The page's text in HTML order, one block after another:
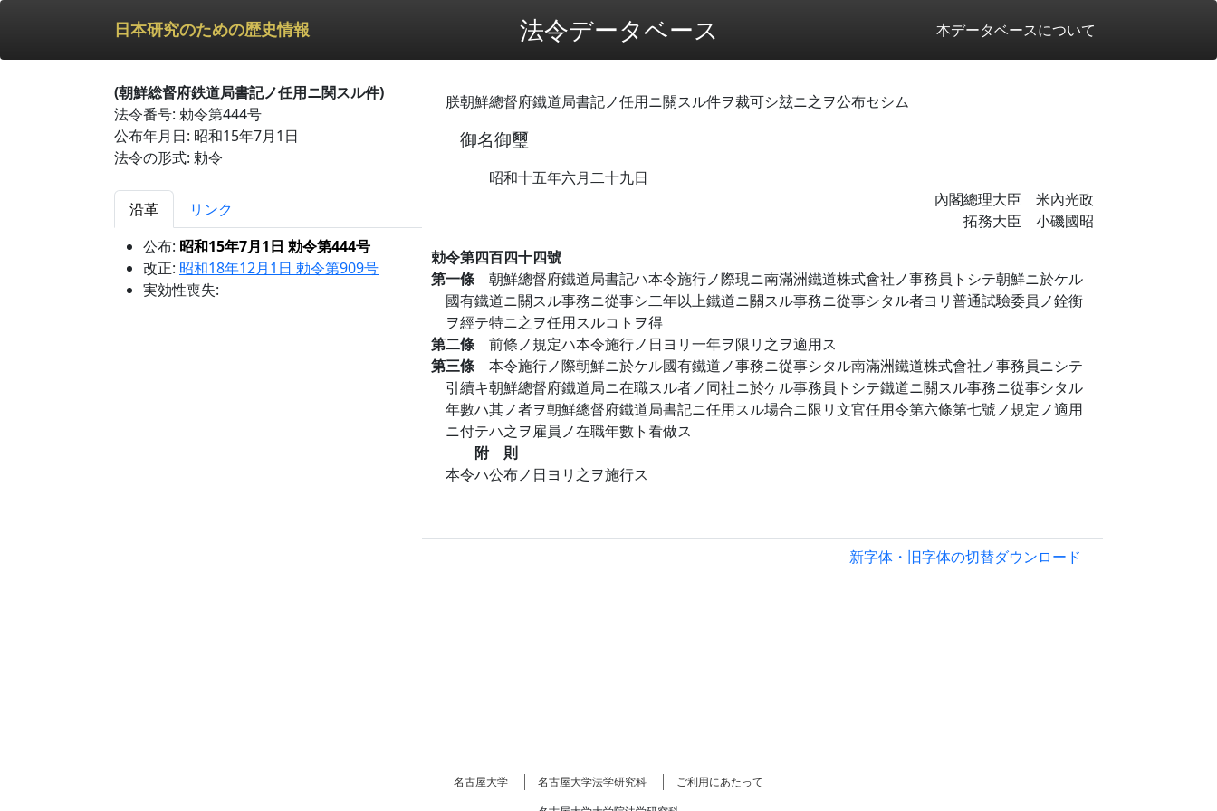
日本研究のための歴史情報 法令データベース 本データベースについて
(朝鮮総督府鉄道局書記ノ任用ニ関スル件)
法令番号: 勅令第444号
公布年月日: 昭和15年7月1日
法令の形式: 勅令
沿革
リンク
公布: 昭和15年7月1日 勅令第444号
改正: 昭和18年12月1日 勅令第909号
実効性喪失:
朕朝鮮總督府鐵道局書記ノ任用ニ關スル件ヲ裁可シ玆ニ之ヲ公布セシム
御名御璽
昭和十五年六月二十九日
內閣總理大臣 米內光政
拓務大臣 小磯國昭
勅令第四百四十四號
第一條 朝鮮總督府鐵道局書記ハ本令施行ノ際現ニ南滿洲鐵道株式會社ノ事務員トシテ朝鮮ニ於ケル
國有鐵道ニ關スル事務ニ從事シ二年以上鐵道ニ關スル事務ニ從事シタル者ヨリ普通試驗委員ノ銓衡
ヲ經テ特ニ之ヲ任用スルコトヲ得
第二條 前條ノ規定ハ本令施行ノ日ヨリ一年ヲ限リ之ヲ適用ス
第三條 本令施行ノ際朝鮮ニ於ケル國有鐵道ノ事務ニ從事シタル南滿洲鐵道株式會社ノ事務員ニシテ
引續キ朝鮮總督府鐵道局ニ在職スル者ノ同社ニ於ケル事務員トシテ鐵道ニ關スル事務ニ從事シタル
年數ハ其ノ者ヲ朝鮮總督府鐵道局書記ニ任用スル場合ニ限リ文官任用令第六條第七號ノ規定ノ適用
ニ付テハ之ヲ雇員ノ在職年數ト看做ス
附 則
本令ハ公布ノ日ヨリ之ヲ施行ス
新字体・旧字体の切替ダウンロード
名古屋大学 名古屋大学法学研究科
ご利用にあたって